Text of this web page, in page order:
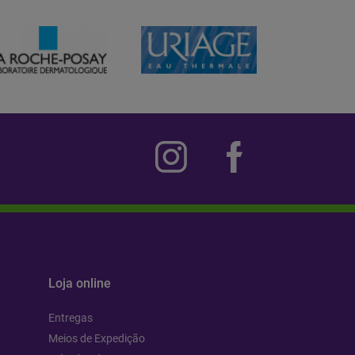
Loja online
Entregas
Meios de Expedição